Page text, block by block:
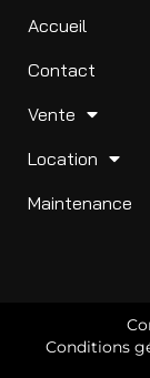
Accueil
Contact
Vente
Location
Maintenance
Conditions